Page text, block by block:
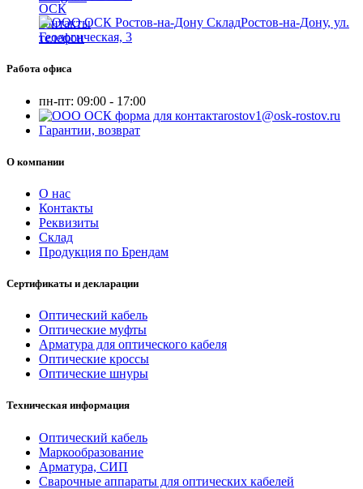
Ростов-на-Дону, ул.
Геологическая, 3
Работа офиса
пн-пт: 09:00 - 17:00
rostov1@osk-rostov.ru
Гарантии, возврат
О компании
О нас
Контакты
Реквизиты
Склад
Продукция по Брендам
Сертификаты и декларации
Оптический кабель
Оптические муфты
Арматура для оптического кабеля
Оптические кроссы
Оптические шнуры
Техническая информация
Оптический кабель
Маркообразование
Арматура, СИП
Сварочные аппараты для оптических кабелей